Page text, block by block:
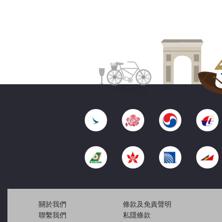
關於我們
聯繫我們
條款及免責聲明
私隱條款